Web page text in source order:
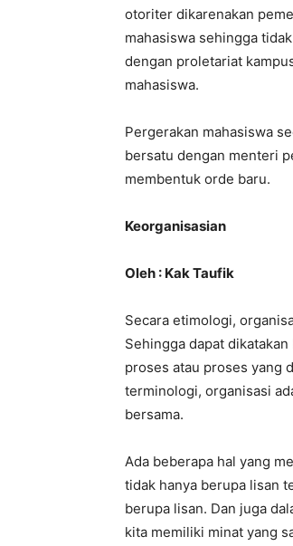
otoriter dikarenakan
mahasiswa sehingga
dengan proletariat
mahasiswa.
Pergerakan mahasiswa
bersatu dengan menteri
membentuk orde baru.
Keorganisasian
Oleh : Kak Taufik
Secara etimologi,
Sehingga dapat
proses atau proses yang
terminologi, organisasi
bersama.
Ada beberapa hal yang
tidak hanya berupa lisan
berupa lisan. Dan juga
kita memiliki minat yang